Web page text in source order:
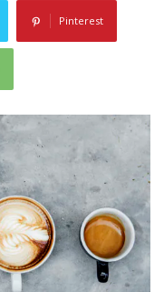
Pinterest